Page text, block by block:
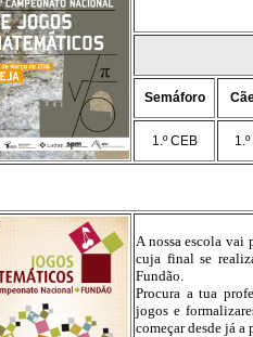
Semáforo
1.º CEB
A nossa escola vai
cuja final se
Fundão.
Procura a tua
jogos e
começar desde já a